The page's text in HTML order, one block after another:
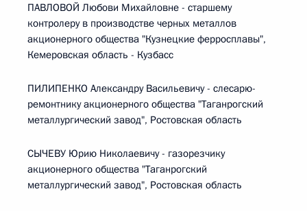
ПАВЛОВОЙ Любови Михайловне - старшему
контролеру в производстве черных металлов
акционерного общества "Кузнецкие ферросплавы",
Кемеровская область - Кузбасс
ПИЛИПЕНКО Александру Васильевичу - слесарю-
ремонтнику акционерного общества "Таганрогский
металлургический завод", Ростовская область
СЫЧЕВУ Юрию Николаевичу - газорезчику
акционерного общества "Таганрогский
металлургический завод", Ростовская область